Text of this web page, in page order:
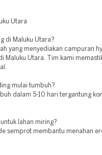
Utara
di Maluku Utara?
yang menyediakan campuran
Maluku Utara. Tim kami
mulai tumbuh?
dalam 5-10 hari tergantung
lahan miring?
semprot membantu menahan